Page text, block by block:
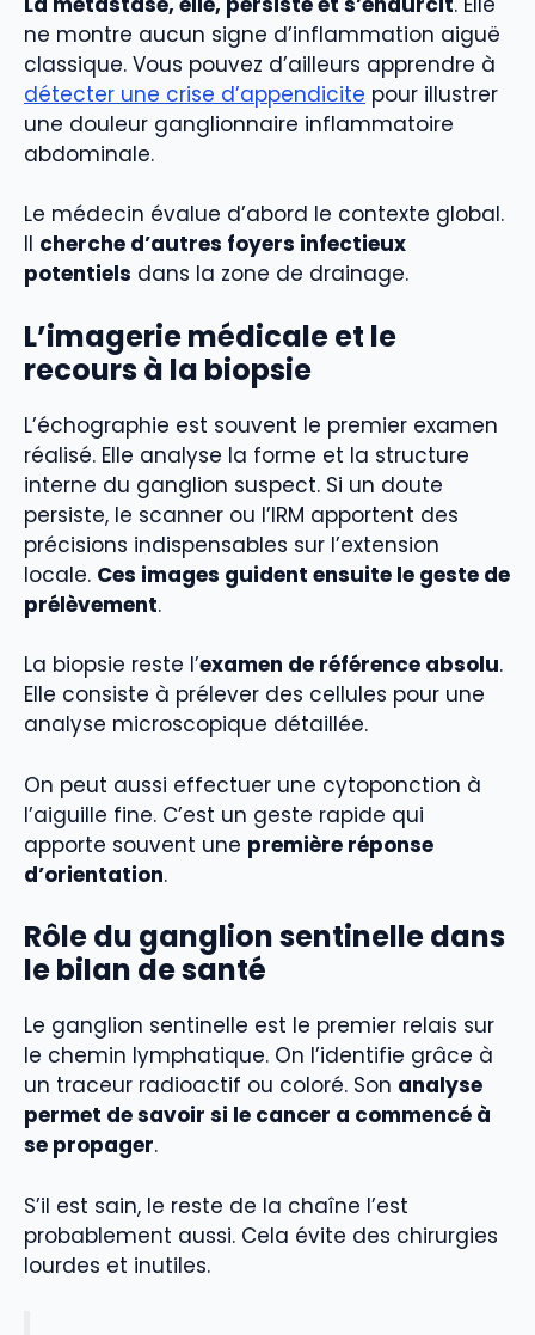
ne montre aucun signe d’inflammation aiguë
classique. Vous pouvez d’ailleurs apprendre à
détecter une crise d’appendicite pour illustrer
une douleur ganglionnaire inflammatoire
abdominale.
Le médecin évalue d’abord le contexte global.
Il cherche d’autres foyers infectieux
potentiels dans la zone de drainage.
L’imagerie médicale et le
recours à la biopsie
L’échographie est souvent le premier examen
réalisé. Elle analyse la forme et la structure
interne du ganglion suspect. Si un doute
persiste, le scanner ou l’IRM apportent des
précisions indispensables sur l’extension
locale. Ces images guident ensuite le geste de
prélèvement.
La biopsie reste l’examen de référence absolu.
Elle consiste à prélever des cellules pour une
analyse microscopique détaillée.
On peut aussi effectuer une cytoponction à
l’aiguille fine. C’est un geste rapide qui
apporte souvent une première réponse
d’orientation.
Rôle du ganglion sentinelle dans
le bilan de santé
Le ganglion sentinelle est le premier relais sur
le chemin lymphatique. On l’identifie grâce à
un traceur radioactif ou coloré. Son analyse
permet de savoir si le cancer a commencé à
se propager.
S’il est sain, le reste de la chaîne l’est
probablement aussi. Cela évite des chirurgies
lourdes et inutiles.